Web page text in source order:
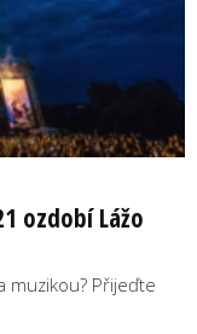
ozdobí Lážo
muzikou? Přijeďte